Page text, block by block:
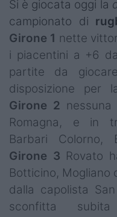
Challenge Cup
World Rugby
Rugby World Cup
Super Rugby
Rugby in TV
Mercato
Serie A Elite
Campionati
Si è giocata oggi la
campionato di
Girone 1 nette
i piacentini a +6
partite da
disposizione per
Girone 2
Romagna, e in
Barbari Colorno,
Girone 3 Rovato
Botticino, Mogliano
dalla capolista
sconfitta